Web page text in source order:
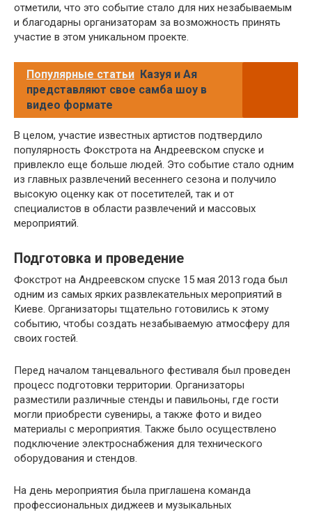
отметили, что это событие стало для них незабываемым
и благодарны организаторам за возможность принять
участие в этом уникальном проекте.
Популярные статьи Казуя и Ая
представляют свое самба шоу в
видео формате
В целом, участие известных артистов подтвердило
популярность Фокстрота на Андреевском спуске и
привлекло еще больше людей. Это событие стало одним
из главных развлечений весеннего сезона и получило
высокую оценку как от посетителей, так и от
специалистов в области развлечений и массовых
мероприятий.
Подготовка и проведение
Фокстрот на Андреевском спуске 15 мая 2013 года был
одним из самых ярких развлекательных мероприятий в
Киеве. Организаторы тщательно готовились к этому
событию, чтобы создать незабываемую атмосферу для
своих гостей.
Перед началом танцевального фестиваля был проведен
процесс подготовки территории. Организаторы
разместили различные стенды и павильоны, где гости
могли приобрести сувениры, а также фото и видео
материалы с мероприятия. Также было осуществлено
подключение электроснабжения для технического
оборудования и стендов.
На день мероприятия была приглашена команда
профессиональных диджеев и музыкальных